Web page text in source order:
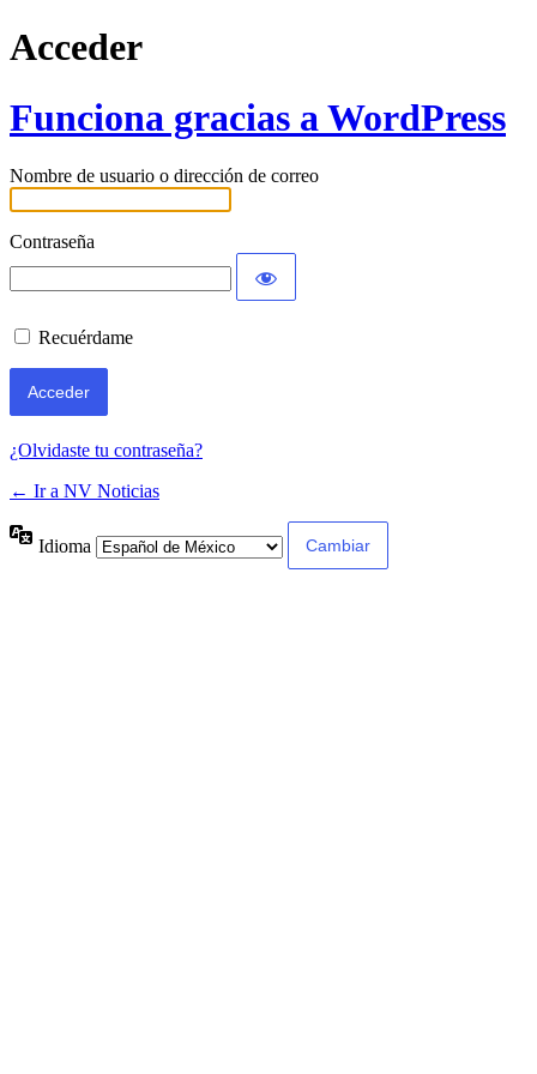
Acceder
Funciona gracias a WordPress
Nombre de usuario o dirección de correo
Contraseña
Recuérdame
¿Olvidaste tu contraseña?
← Ir a NV Noticias
Idioma